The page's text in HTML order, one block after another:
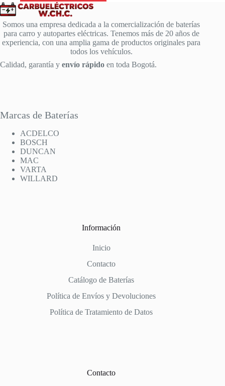
Somos una empresa dedicada a la comercialización de baterías
para carro y autopartes eléctricas. Tenemos más de 20 años de
experiencia, con una amplia gama de productos originales para
todos los vehículos.
Calidad, garantía y envío rápido en toda Bogotá.
Marcas de Baterías
ACDELCO
BOSCH
DUNCAN
MAC
VARTA
WILLARD
Información
Inicio
Contacto
Catálogo de Baterías
Política de Envíos y Devoluciones
Política de Tratamiento de Datos
Contacto